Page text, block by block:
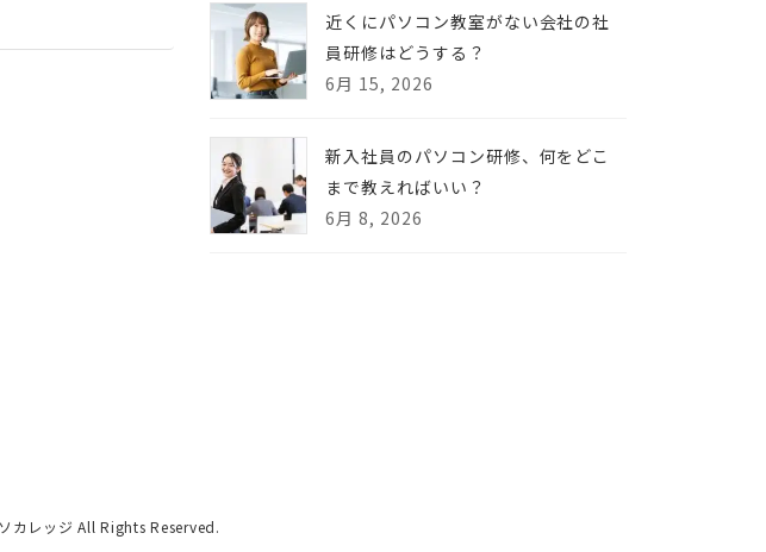
近くにパソコン教室がない会社の社
員研修はどうする？
6月 15, 2026
新入社員のパソコン研修、何をどこ
まで教えればいい？
6月 8, 2026
カレッジ All Rights Reserved.